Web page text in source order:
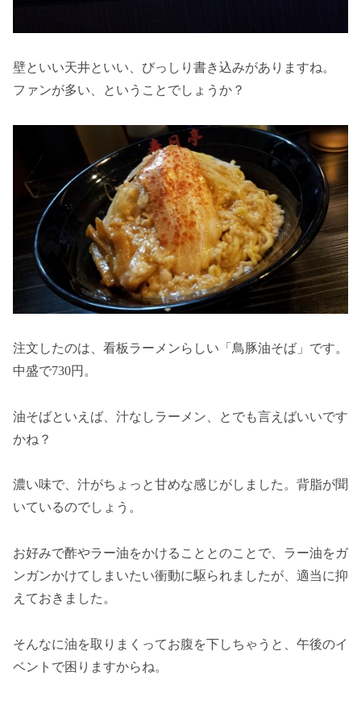
壁といい天井といい、びっしり書き込みがありますね。
ファンが多い、ということでしょうか？
注文したのは、看板ラーメンらしい「鳥豚油そば」です。
中盛で730円。
油そばといえば、汁なしラーメン、とでも言えばいいです
かね？
濃い味で、汁がちょっと甘めな感じがしました。背脂が聞
いているのでしょう。
お好みで酢やラー油をかけることとのことで、ラー油をガ
ンガンかけてしまいたい衝動に駆られましたが、適当に抑
えておきました。
そんなに油を取りまくってお腹を下しちゃうと、午後のイ
ベントで困りますからね。